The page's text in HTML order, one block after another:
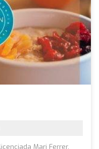
Mari Ferrer,